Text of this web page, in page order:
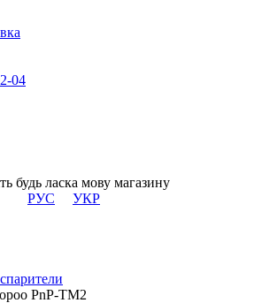
04
будь ласка мову магазину
РУС
УКР
PnP-TM2